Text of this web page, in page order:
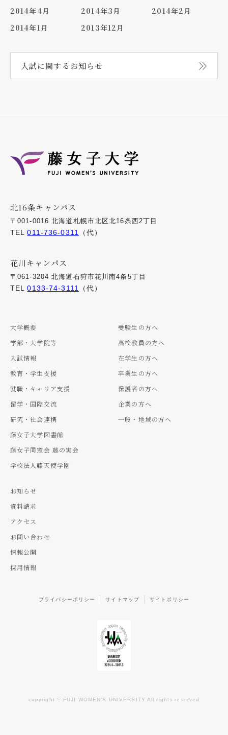
2014年4月
2014年3月
2014年2月
2014年1月
2013年12月
入試に関する お知らせ
北16条キャンパス
〒001-0016 北海道札幌市北区北16条西2丁目
TEL011-736-0311 （代）
花川キャンパス
〒061-3204 北海道石狩市花川南4条5丁目
TEL0133-74-3111 （代）
大学概要
学部・大学院等
入試情報
教育・学生支援
就職・キャリア支援
留学・国際交流
研究・社会連携
藤女子大学図書館
藤女子同窓会 藤の実会
学校法人藤天使学園
受験生の方へ
高校教員の方へ
在学生の方へ
卒業生の方へ
保護者の方へ
企業の方へ
一般・地域の方へ
お知らせ
資料請求
アクセス
お問い合わせ
情報公開
採用情報
プライバシーポリシー サイトマップ サイトポリシー
copyright © FUJI WOMEN’S UNIVERSITY All rights reserved